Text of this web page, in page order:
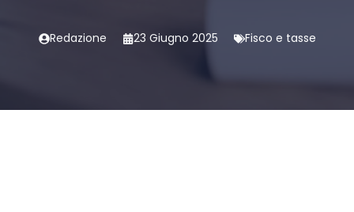
Redazione 23 Giugno 2025 Fisco e tasse